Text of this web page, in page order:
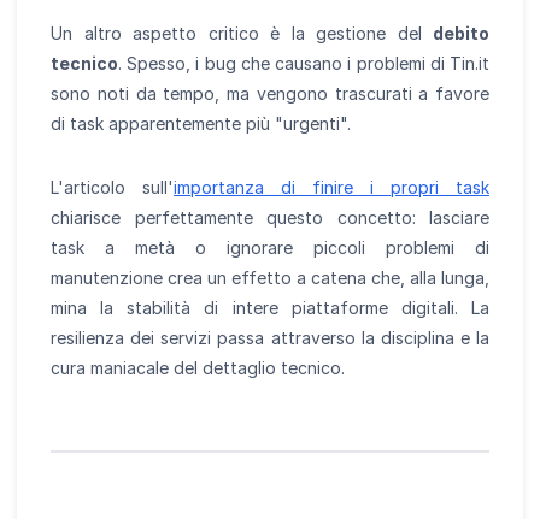
Un altro aspetto critico è la gestione del debito
tecnico. Spesso, i bug che causano i problemi di Tin.it
sono noti da tempo, ma vengono trascurati a favore
di task apparentemente più "urgenti".
L'articolo sull'importanza di finire i propri task
chiarisce perfettamente questo concetto: lasciare
task a metà o ignorare piccoli problemi di
manutenzione crea un effetto a catena che, alla lunga,
mina la stabilità di intere piattaforme digitali. La
resilienza dei servizi passa attraverso la disciplina e la
cura maniacale del dettaglio tecnico.